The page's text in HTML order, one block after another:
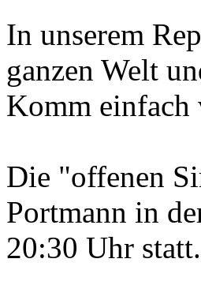
In unserem
ganzen Welt
Komm
Die "offenen
Portmann in
20:30 Uhr statt.